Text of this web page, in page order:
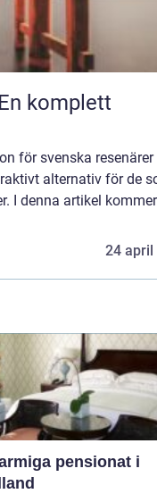
komplett
för svenska resenärer
alternativ för de
I denna artikel
24 april
pensionat i